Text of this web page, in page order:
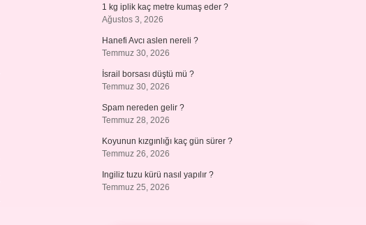
1 kg iplik kaç metre kumaş eder ?
Ağustos 3, 2026
Hanefi Avcı aslen nereli ?
Temmuz 30, 2026
İsrail borsası düştü mü ?
Temmuz 30, 2026
Spam nereden gelir ?
Temmuz 28, 2026
Koyunun kızgınlığı kaç gün sürer ?
Temmuz 26, 2026
Ingiliz tuzu kürü nasıl yapılır ?
Temmuz 25, 2026